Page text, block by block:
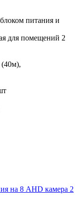
питания и
для помещений 2
на 8 AHD камера 2